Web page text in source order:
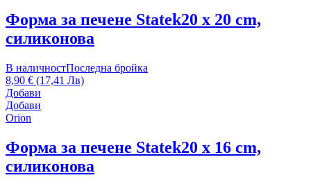
Форма за печене Statek20 x 20 cm,
силиконова
В наличностПоследна бройка
8,90 € (17,41 Лв)
Добави
Добави
Orion
Форма за печене Statek20 x 16 cm,
силиконова